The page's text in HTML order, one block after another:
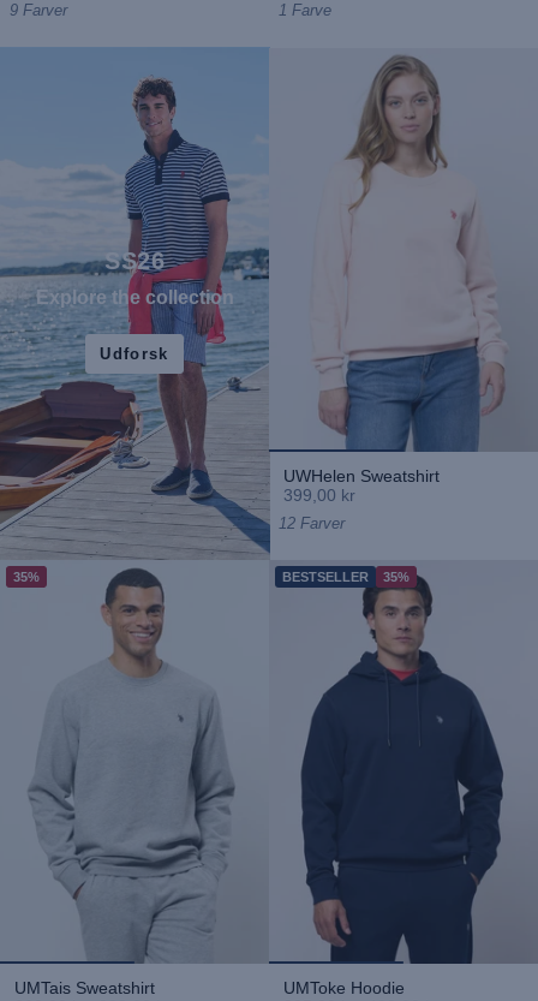
9 Farver 1 Farve
SS26
Explore the collection
Udforsk
UWHelen Sweatshirt
399,00 kr
12 Farver
35%
UMTais Sweatshirt
BESTSELLER 35%
UMToke Hoodie